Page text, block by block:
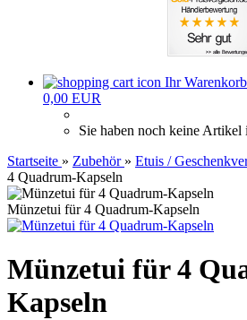
Ihr Warenkorb
0,00 EUR
Sie haben noch keine
Startseite » Zubehör » Etuis /
4 Quadrum-Kapseln
Münzetui für 4 Quadrum-Kapseln
Münzetui für 4
Kapseln